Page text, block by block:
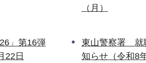
（月）
」第16弾
22日
東山警察署 就
知らせ（令和8